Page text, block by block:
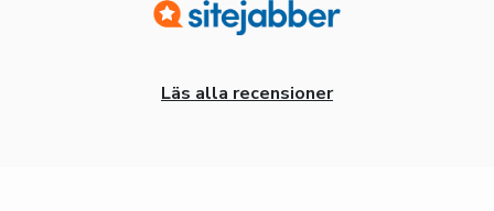
Läs alla recensioner